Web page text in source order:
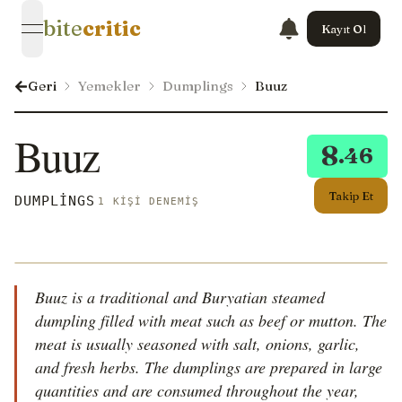
open navigation menu
bitecritic Kayıt Ol
Geri Yemekler Dumplings Buuz
8.46
Takip Et
Buuz
DUMPLINGS 1 KIŞI DENEMIŞ
Buuz is a traditional and Buryatian steamed
dumpling filled with meat such as beef or mutton. The
meat is usually seasoned with salt, onions, garlic,
and fresh herbs. The dumplings are prepared in large
quantities and are consumed throughout the year,